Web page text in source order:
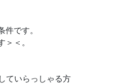
です。
＜。
ていらっしゃる方